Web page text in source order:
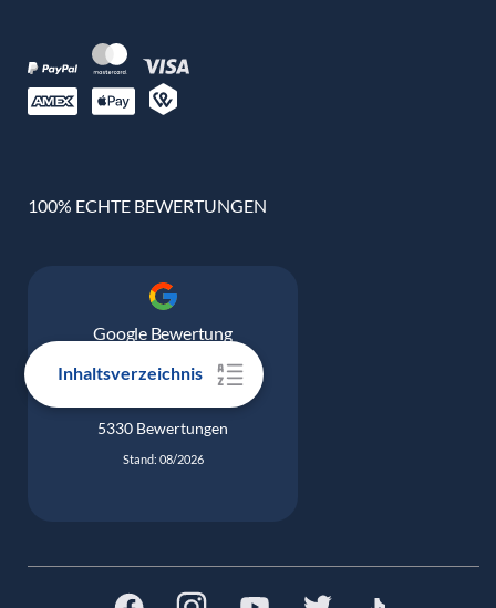
Inhaltsverzeichnis
100% ECHTE BEWERTUNGEN
Google Bewertung
4.9
5330 Bewertungen
Stand: 08/2026